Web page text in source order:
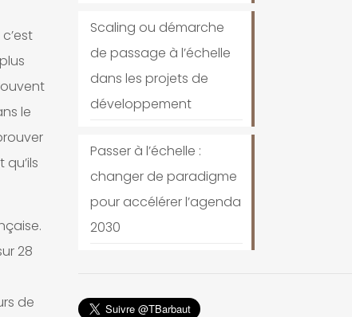
le
28
de
Scaling ou démarche
de passage à l’échelle
dans les projets de
développement
Passer à l’échelle :
changer de paradigme
pour accélérer l’agenda
2030